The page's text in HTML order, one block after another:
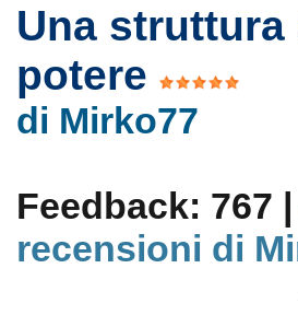
Una
potere
di Mirko77
Feedback: 767 |
recensioni di